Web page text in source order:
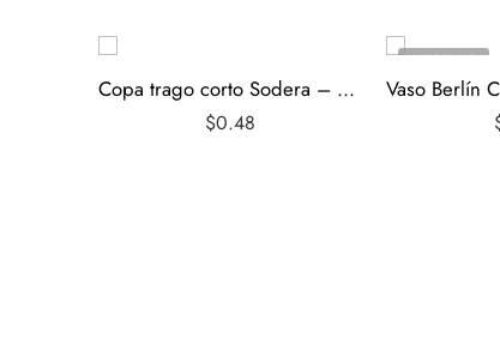
Copa trago corto Sodera – Cristar
$0.48
AGOTADO